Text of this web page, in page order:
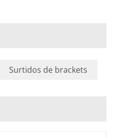
Surtidos de brackets